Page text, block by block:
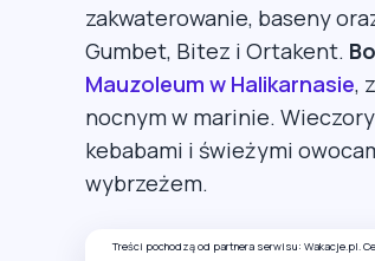
zakwaterowanie, baseny
Gumbet, Bitez i Ortakent.
Mauzoleum w Halikarnasie,
nocnym w marinie.
kebabami i świeżymi
wybrzeżem.
Treści pochodzą od partnera serwisu: Wakacje.pl.